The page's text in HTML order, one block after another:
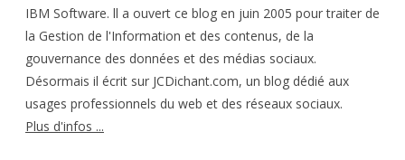
IBM Software. ll a ouvert ce blog en juin 2005 pour traiter de
la Gestion de l'Information et des contenus, de la
gouvernance des données et des médias sociaux.
Désormais il écrit sur JCDichant.com, un blog dédié aux
usages professionnels du web et des réseaux sociaux.
Plus d'infos ...